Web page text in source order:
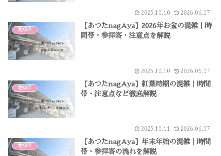
2025.10.10 2026.06.07
愛知県
【あつたnagAya】2026年お盆の混雑｜時
間帯・参拝客・注意点を解説
2025.10.10 2026.06.07
愛知県
【あつたnagAya】紅葉時期の混雑｜時間
帯・注意点など徹底解説
2025.10.11 2026.06.07
愛知県
【あつたnagAya】年末年始の混雑｜時間
帯・参拝客の流れを解説